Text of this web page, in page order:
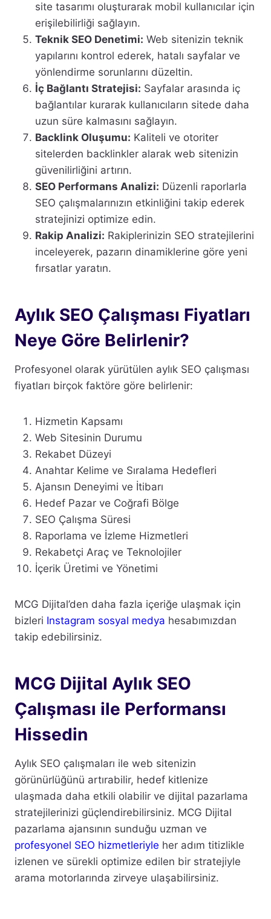
site tasarımı oluşturarak mobil kullanıcılar için
erişilebilirliği sağlayın.
Teknik SEO Denetimi: Web sitenizin teknik
yapılarını kontrol ederek, hatalı sayfalar ve
yönlendirme sorunlarını düzeltin.
İç Bağlantı Stratejisi: Sayfalar arasında iç
bağlantılar kurarak kullanıcıların sitede daha
uzun süre kalmasını sağlayın.
Backlink Oluşumu: Kaliteli ve otoriter
sitelerden backlinkler alarak web sitenizin
güvenilirliğini artırın.
SEO Performans Analizi: Düzenli raporlarla
SEO çalışmalarınızın etkinliğini takip ederek
stratejinizi optimize edin.
Rakip Analizi: Rakiplerinizin SEO stratejilerini
inceleyerek, pazarın dinamiklerine göre yeni
fırsatlar yaratın.
Aylık SEO Çalışması Fiyatları
Neye Göre Belirlenir?
Profesyonel olarak yürütülen aylık SEO çalışması
fiyatları birçok faktöre göre belirlenir:
Hizmetin Kapsamı
Web Sitesinin Durumu
Rekabet Düzeyi
Anahtar Kelime ve Sıralama Hedefleri
Ajansın Deneyimi ve İtibarı
Hedef Pazar ve Coğrafi Bölge
SEO Çalışma Süresi
Raporlama ve İzleme Hizmetleri
Rekabetçi Araç ve Teknolojiler
İçerik Üretimi ve Yönetimi
MCG Dijital’den daha fazla içeriğe ulaşmak için
bizleri Instagram sosyal medya hesabımızdan
takip edebilirsiniz.
MCG Dijital Aylık SEO
Çalışması ile Performansı
Hissedin
Aylık SEO çalışmaları ile web sitenizin
görünürlüğünü artırabilir, hedef kitlenize
ulaşmada daha etkili olabilir ve dijital pazarlama
stratejilerinizi güçlendirebilirsiniz. MCG Dijital
pazarlama ajansının sunduğu uzman ve
profesyonel SEO hizmetleriyle her adım titizlikle
izlenen ve sürekli optimize edilen bir stratejiyle
arama motorlarında zirveye ulaşabilirsiniz.